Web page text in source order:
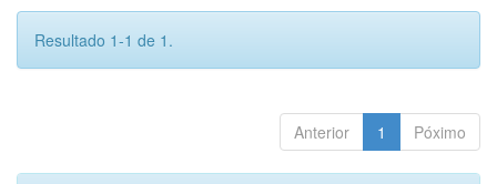
Resultado 1-1 de 1.
Anterior 1 Póximo